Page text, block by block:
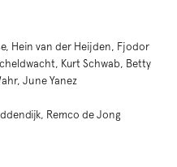
Hein van der Heijden, Fjodor
Kurt Schwab, Betty
June Yanez
Remco de Jong